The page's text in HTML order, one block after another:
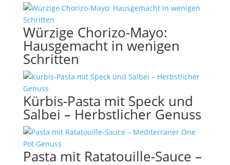
Würzige Chorizo-Mayo:
Hausgemacht in wenigen
Schritten
Kürbis-Pasta mit Speck und
Salbei – Herbstlicher Genuss
Pasta mit Ratatouille-Sauce –